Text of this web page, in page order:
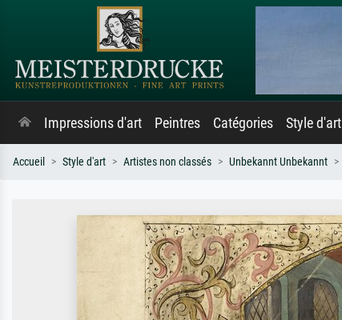
Impressions d'art Peintres Catégories Style d'art
Accueil Style d'art Artistes non classés Unbekannt Unbekannt